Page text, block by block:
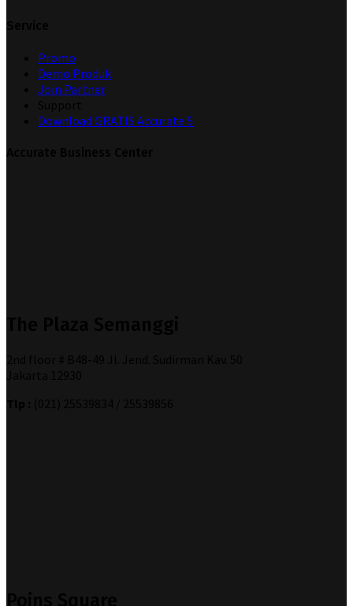
Promo
Demo Produk
Join Partner
Download GRATIS Accurate 5